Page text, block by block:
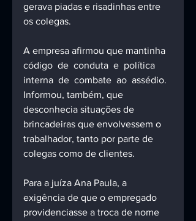
gerava piadas e risadinhas entre
os colegas.
A empresa afirmou que mantinha
código  de  conduta  e  política
interna  de  combate  ao  assédio.
Informou, também, que
desconhecia situações de
brincadeiras que envolvessem o
trabalhador, tanto por parte de
colegas como de clientes.
Para a juíza Ana Paula, a
exigência de que o empregado
providenciasse a troca de nome